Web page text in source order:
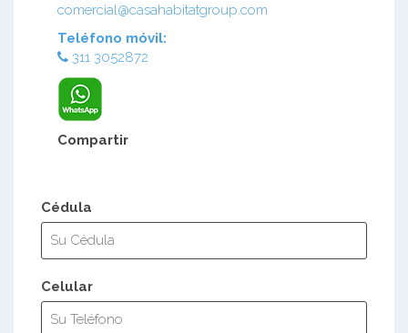
comercial@casahabitatgroup.com
Teléfono móvil:
311 3052872
Compartir
Cédula
Celular